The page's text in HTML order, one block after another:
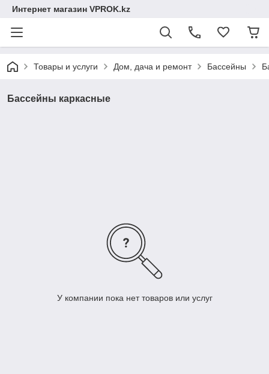
Интернет магазин VPROK.kz
Товары и услуги Дом, дача и ремонт Бассейны
Бассейны каркасные
У компании пока нет товаров или услуг